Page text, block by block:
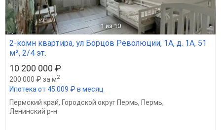
1 из 10
2-комн квартира, ул Борцов Революции, 1А, д. 1А, 51
м², 2/4 эт.
10 200 000 ₽
200 000 ₽ за м2
Ипотека от 45 009 ₽ в месяц
Пермский край, Городской округ Пермь, Пермь,
Ленинский р-н